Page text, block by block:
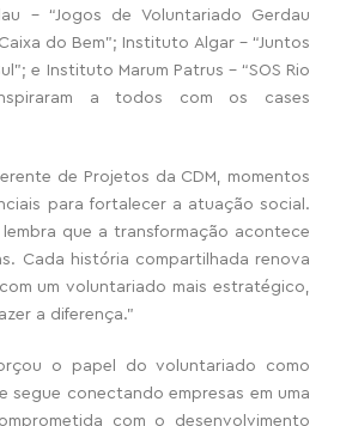
– “Jogos de Voluntariado Gerdau
do Bem”; Instituto Algar – “Juntos
e Instituto Marum Patrus – “SOS Rio
a todos com os cases
de Projetos da CDM, momentos
para fortalecer a atuação social.
lembra que a transformação acontece
Cada história compartilhada renova
um voluntariado mais estratégico,
a diferença.”
o papel do voluntariado como
segue conectando empresas em uma
com o desenvolvimento